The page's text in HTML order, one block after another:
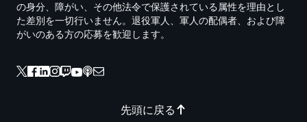
先頭に戻る
の身分、障がい、その他法令で保護されている属性を理由とし
た差別を一切行いません。退役軍人、軍人の配偶者、および障
がいのある方の応募を歓迎します。